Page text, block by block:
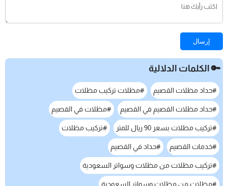
إرسال
🔑 الكلمات الدلالية
#حداد مظلات القصيم #مظلات تركيب مظلات
#حداد مظلات القصيم في القصيم #مظلات في القصيم
#تركيب مظلات بسعر 90 ريال للمتر #تركيب مظلات
#خدمات القصيم #حداد في القصيم
#تركيب مظلات من مظلات وسواتر السعودية
#مظلات من مظلات وسواتر السعودية